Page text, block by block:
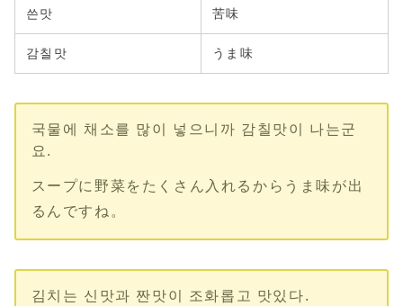
쓴맛 苦味
감칠맛 うま味
국물에 채소를 많이 넣으니까 감칠맛이 나는군
요.
スープに野菜をたくさん入れるからうま味が出
るんですね。
김치는 신맛과 짠맛이 조화롭고 맛있다.